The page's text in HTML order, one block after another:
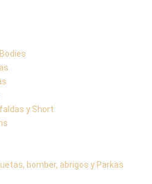
y Short
bomber, abrigos y Parkas